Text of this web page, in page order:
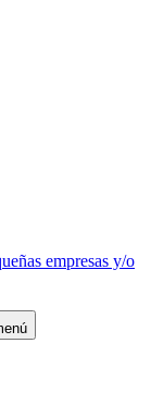
empresas y/o